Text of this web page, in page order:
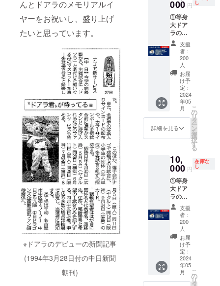
んとドアラのメモリアルイ
ヤーをお祝いし、盛り上げ
たいと思っています。
※ドアラのデビューの新聞記事
(1994年3月28日付の中日新聞
朝刊)
カー、
④支援
御礼
メッ
セージ
画像
000 円 し
①等身
大ドア
ラのミ
ニチュ
ア・
キーホ
ダー、
②30周
年記念
マグ
カッ
プ、
③30周
年記念
トル、
④5月26
日vsヤ
クル
ト・三
塁側内
野B席(1
枚 ※席
番は選
べませ
ん)、
⑤5月26
日試合
後ス
テージ
イベン
支援
者：
200
人
お届
け予
定：
2024
年05
月
詳細を見る
こ
の
リ
タ
ー
ン
を
選
択
す
る
10,
000 円
在庫な
し
①等身
大ドア
ラのミ
ニチュ
ア・
キーホ
ダー、
②30周
年記念
マグ
カッ
プ、
③30周
支援
者：
200
人
お届
け予
定：
2024
年05
月
こ
の
リ
タ